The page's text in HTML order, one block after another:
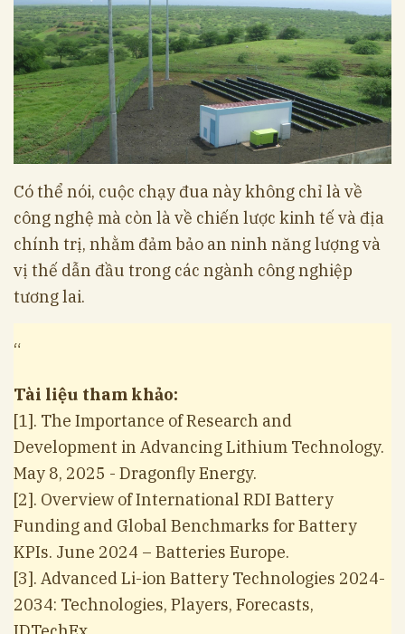
Có thể nói, cuộc chạy đua này không chỉ là về
công nghệ mà còn là về chiến lược kinh tế và địa
chính trị, nhằm đảm bảo an ninh năng lượng và
vị thế dẫn đầu trong các ngành công nghiệp
tương lai.
“
Tài liệu tham khảo:
[1]. The Importance of Research and
Development in Advancing Lithium Technology.
May 8, 2025 - Dragonfly Energy.
[2]. Overview of International RDI Battery
Funding and Global Benchmarks for Battery
KPIs. June 2024 – Batteries Europe.
[3]. Advanced Li-ion Battery Technologies 2024-
2034: Technologies, Players, Forecasts,